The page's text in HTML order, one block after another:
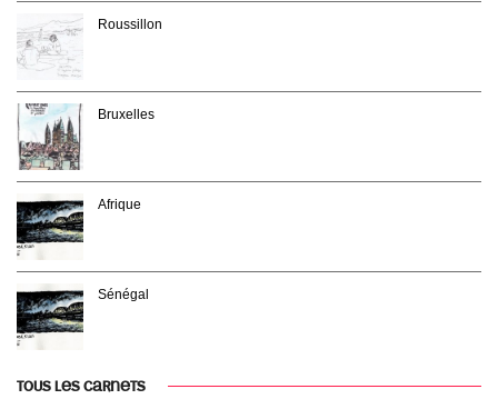
Roussillon
Bruxelles
Afrique
Sénégal
TOUS LES CARNETS